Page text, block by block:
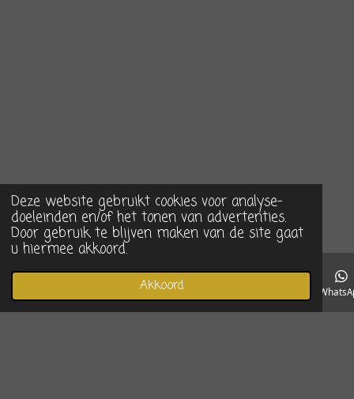
Deze website gebruikt cookies voor analyse-
doeleinden en/of het tonen van advertenties.
Door gebruik te blijven maken van de site gaat
u hiermee akkoord.
Akkoord
Telefoonnummer